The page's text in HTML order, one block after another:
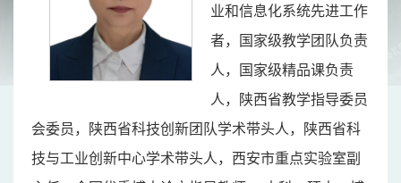
业和信息化系统先进工作
者，国家级教学团队负责
人，国家级精品课负责
人，陕西省教学指导委员
会委员，陕西省科技创新团队学术带头人，陕西省科
技与工业创新中心学术带头人，西安市重点实验室副